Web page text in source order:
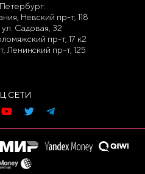
Невский пр-т, 118
Садовая, 32
пр-т, 17 к2
Ленинский пр-т, 125